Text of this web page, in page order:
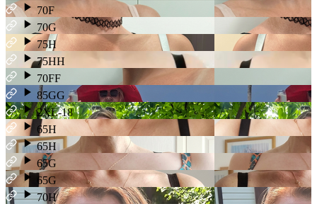
70F
70G
75H
75HH
70FF
85GG
2XL-18
65H
65H
65G
65G
70H